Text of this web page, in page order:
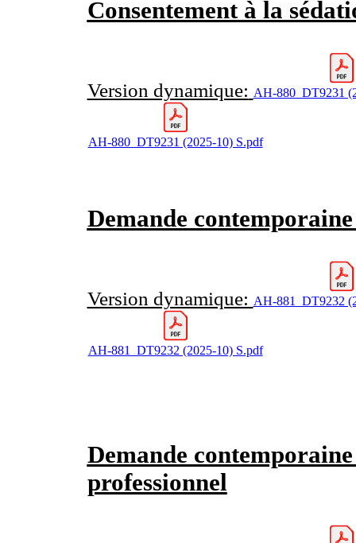
Consentement à la
Version dynamique: AH-880_DT9231
AH-880_DT9231 (2025-10) S.pdf
Demande
Version dynamique: AH-881_DT9232
AH-881_DT9232 (2025-10) S.pdf
Demande
professionnel